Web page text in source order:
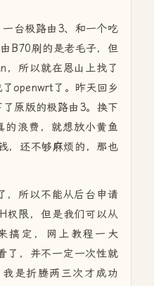
台极路由3、和一个吃
B70刷的是老毛子，但
，所以就在恩山上找了
openwrt了。昨天回乡
原版的极路由3。换下
的浪费，就想放小黄鱼
，还不够麻烦的，那也
，所以不能从后台申请
权限，但是我们可以从
搞定，网上教程一大
了，并不一定一次性就
是折腾两三次才成功